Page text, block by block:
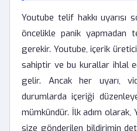
Youtube telif hakkı uyarısı
öncelikle panik yapmadan
gerekir. Youtube, içerik
sahiptir ve bu kurallar ihlal
gelir. Ancak her uyarı,
durumlarda içeriği
mümkündür. İlk adım
size gönderilen bildirimin